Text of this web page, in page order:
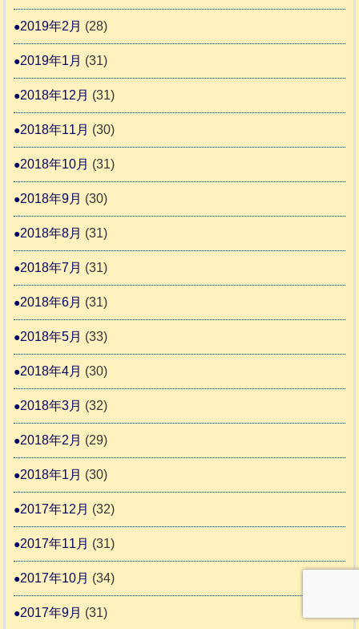
2019年2月 (28)
2019年1月 (31)
2018年12月 (31)
2018年11月 (30)
2018年10月 (31)
2018年9月 (30)
2018年8月 (31)
2018年7月 (31)
2018年6月 (31)
2018年5月 (33)
2018年4月 (30)
2018年3月 (32)
2018年2月 (29)
2018年1月 (30)
2017年12月 (32)
2017年11月 (31)
2017年10月 (34)
2017年9月 (31)